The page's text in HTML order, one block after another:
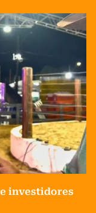
investidores